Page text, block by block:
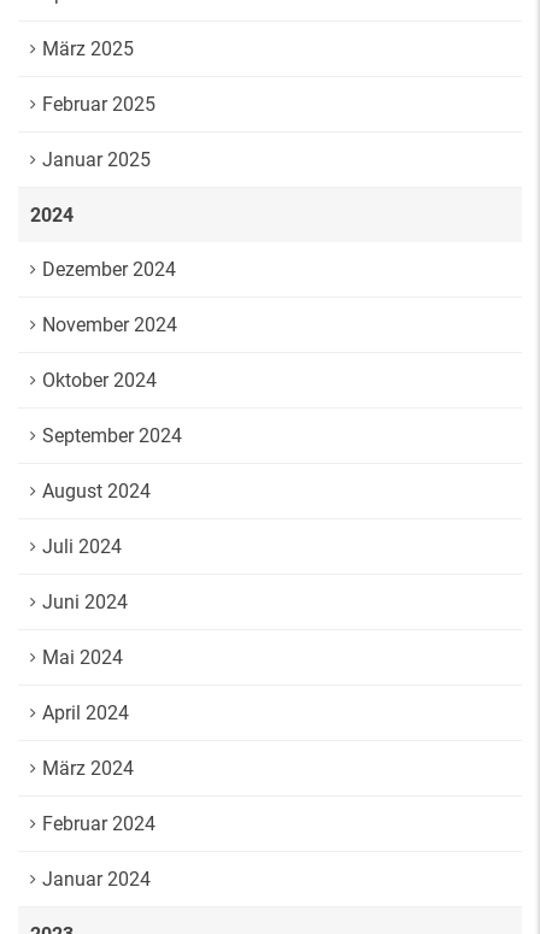
März 2025
Februar 2025
Januar 2025
2024
Dezember 2024
November 2024
Oktober 2024
September 2024
August 2024
Juli 2024
Juni 2024
Mai 2024
April 2024
März 2024
Februar 2024
Januar 2024